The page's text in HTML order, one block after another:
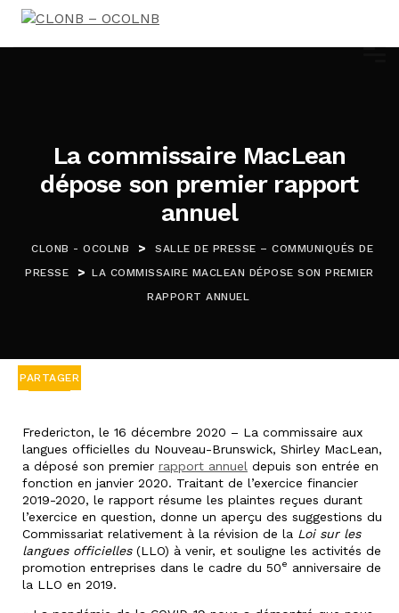
La commissaire MacLean
dépose son premier rapport
annuel
CLONB - OCOLNB >
SALLE DE PRESSE – COMMUNIQUÉS DE
PRESSE
> LA COMMISSAIRE MACLEAN DÉPOSE SON PREMIER
RAPPORT ANNUEL
PARTAGER
Fredericton, le 16 décembre 2020 – La commissaire aux
langues officielles du Nouveau-Brunswick, Shirley MacLean,
a déposé son premier rapport annuel depuis son entrée en
fonction en janvier 2020. Traitant de l’exercice financier
2019-2020, le rapport résume les plaintes reçues durant
l’exercice en question, donne un aperçu des suggestions du
Commissariat relativement à la révision de la Loi sur les
langues officielles(LLO) à venir, et souligne les activités de
promotion entreprises dans le cadre du 50e anniversaire de
la LLO en 2019.